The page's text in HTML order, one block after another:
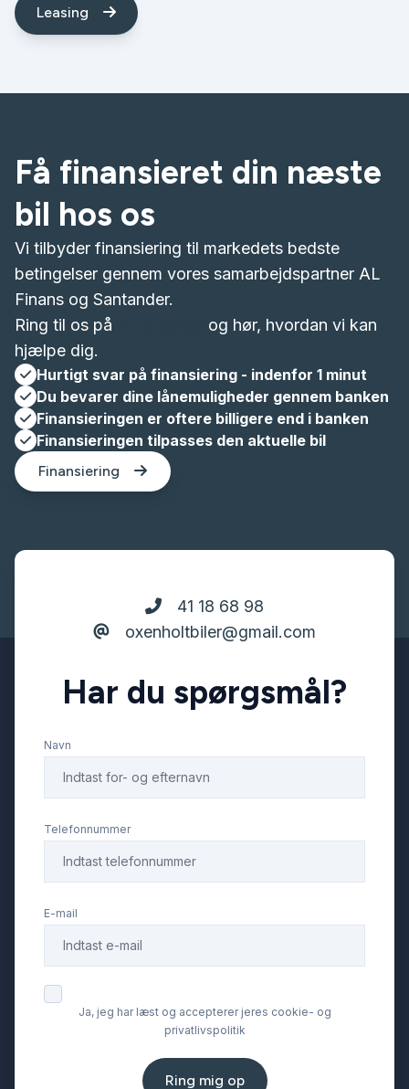
Leasing
Få finansieret din næste
bil hos os
Vi tilbyder finansiering til markedets bedste
betingelser gennem vores samarbejdspartner AL
Finans og Santander.
Ring til os på
og hør, hvordan vi kan
hjælpe dig.
Hurtigt svar på finansiering - indenfor 1 minut
Du bevarer dine lånemuligheder gennem banken
Finansieringen er oftere billigere end i banken
Finansieringen tilpasses den aktuelle bil
Finansiering
41 18 68 98
oxenholtbiler@gmail.com
Har du spørgsmål?
Navn
Telefonnummer
E-mail
Ja, jeg har læst og accepterer jeres cookie- og
privatlivspolitik
Ring mig op